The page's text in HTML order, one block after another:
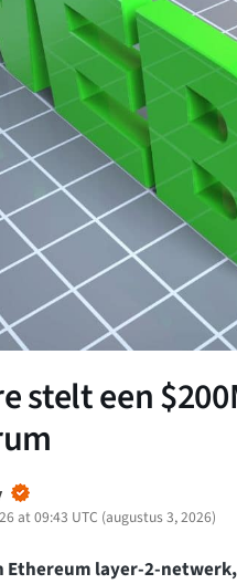
stelt een
at 09:43 UTC (augustus 3, 2026)
Ethereum layer-2-